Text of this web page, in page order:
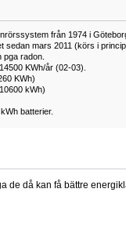
från 1974 i
mars 2011 (körs i
radon.
KWh/år (02-03).
KWh)
kWh)
batterier.
de då kan få bättre